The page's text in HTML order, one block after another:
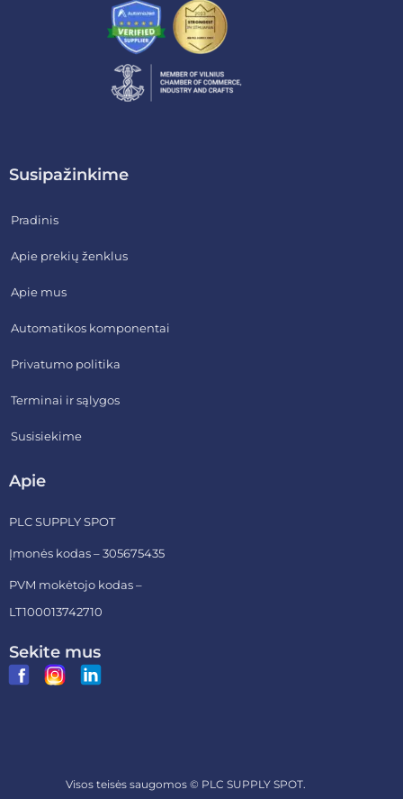
Susipažinkime
Pradinis
Apie prekių ženklus
Apie mus
Automatikos komponentai
Privatumo politika
Terminai ir sąlygos
Susisiekime
Apie
PLC SUPPLY SPOT
Įmonės kodas – 305675435
PVM mokėtojo kodas –
LT100013742710
Sekite mus
Visos teisės saugomos © PLC SUPPLY SPOT.